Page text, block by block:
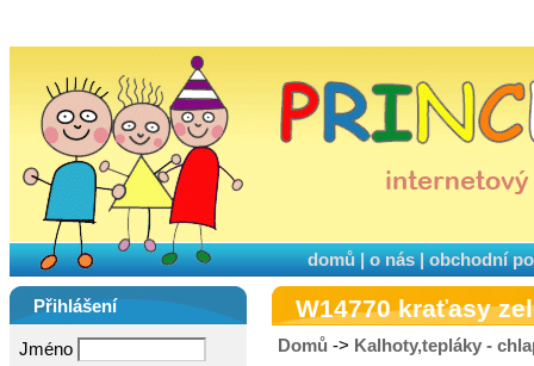
domů|o nás|obchodní
Přihlášení
Jméno
W14770 kraťasy
Domů -> Kalhoty,tepláky -